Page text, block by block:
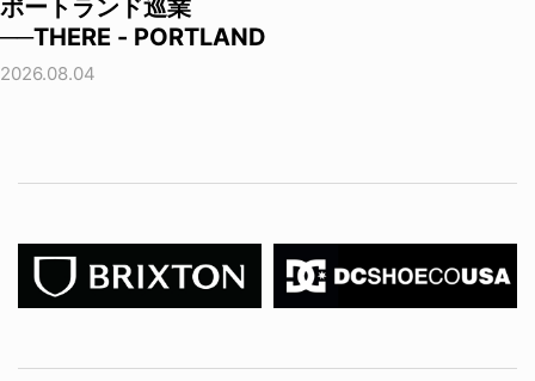
ポートランド巡業
──THERE - PORTLAND
2026.08.04